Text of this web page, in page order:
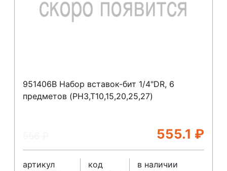
951406B Набор вставок-бит 1/4"DR, 6
предметов (PH3,T10,15,20,25,27)
555.1 ₽
артикул
код
в наличии